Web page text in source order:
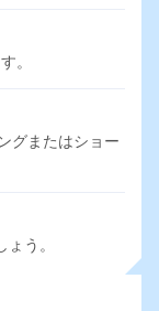
。
グまたはショー
う。